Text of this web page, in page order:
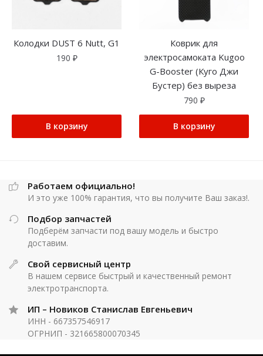
Колодки DUST 6 Nutt, G1
190 ₽
В корзину
Коврик для
электросамоката Kugoo
G-Booster (Куго Джи
Бустер) без выреза
790 ₽
В корзину
Работаем официально!
И это уже 100% гарантия, что вы получите Ваш заказ!.
Подбор запчастей
Подберём запчасти под вашу модель и быстро
доставим.
Свой сервисный центр
В нашем сервисе быстрый и качественный ремонт
электротранспорта.
ИП – Новиков Станислав Евгеньевич
ИНН - 667357546917
ОГРНИП - 321665800070345